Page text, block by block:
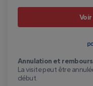
Annulation et
La visite peut être
début.